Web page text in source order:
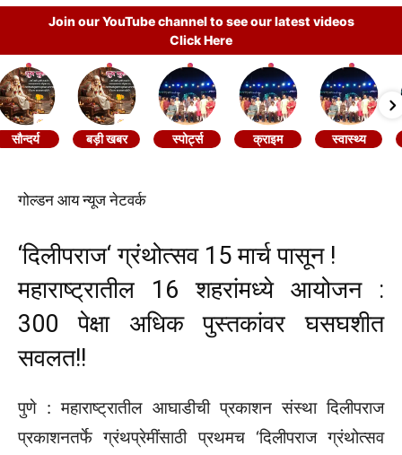
Join our YouTube channel to see our latest videos
Click Here
सौन्दर्य बड़ी खबर स्पोर्ट्स क्राइम स्वास्थ्य
‌गोल्डन आय न्यूज नेटवर्क
‘दिलीपराज‌‘ ग्रंथोत्सव 15 मार्च पासून !
महाराष्ट्रातील 16 शहरांमध्ये आयोजन :
300 पेक्षा अधिक पुस्तकांवर घसघशीत
सवलत!!
पुणे : महाराष्ट्रातील आघाडीची प्रकाशन संस्था दिलीपराज
प्रकाशनतर्फे ग्रंथप्रेमींसाठी प्रथमच ‌‘दिलीपराज ग्रंथोत्सव